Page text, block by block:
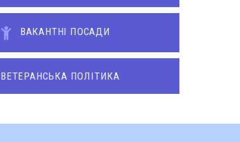
ВАКАНТНІ ПОСАДИ
ВЕТЕРАНСЬКА ПОЛІТИКА